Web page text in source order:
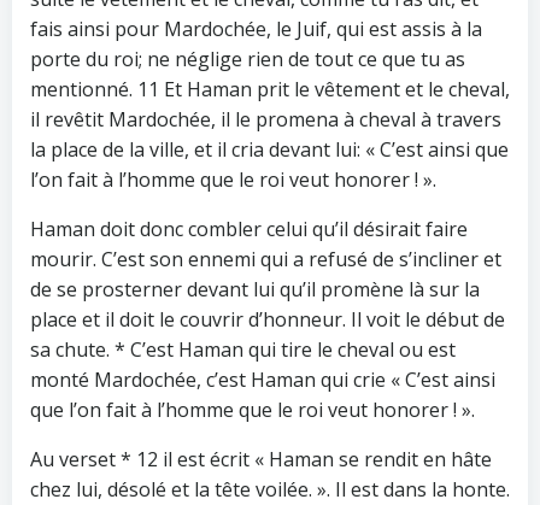
fais ainsi pour Mardochée, le Juif, qui est assis à la
porte du roi; ne néglige rien de tout ce que tu as
mentionné. 11 Et Haman prit le vêtement et le cheval,
il revêtit Mardochée, il le promena à cheval à travers
la place de la ville, et il cria devant lui: « C’est ainsi que
l’on fait à l’homme que le roi veut honorer ! ».
Haman doit donc combler celui qu’il désirait faire
mourir. C’est son ennemi qui a refusé de s’incliner et
de se prosterner devant lui qu’il promène là sur la
place et il doit le couvrir d’honneur. Il voit le début de
sa chute. * C’est Haman qui tire le cheval ou est
monté Mardochée, c’est Haman qui crie « C’est ainsi
que l’on fait à l’homme que le roi veut honorer ! ».
Au verset * 12 il est écrit « Haman se rendit en hâte
chez lui, désolé et la tête voilée. ». Il est dans la honte.